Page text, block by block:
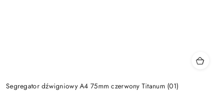
Segregator dźwigniowy A4 75mm czerwony Titanum (01)